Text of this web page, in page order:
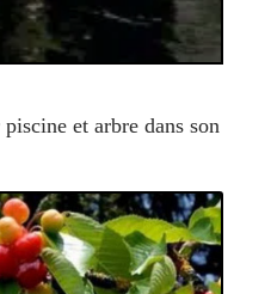
et arbre dans son